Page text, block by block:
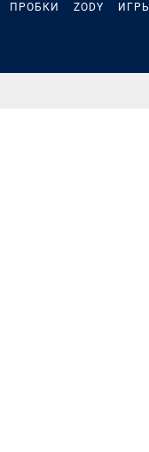
ПРОБКИ ZODY ИГРЫ